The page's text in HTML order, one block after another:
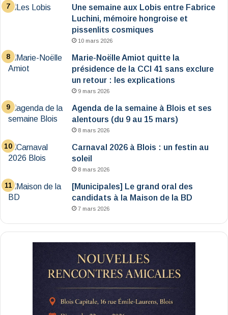
Une semaine aux Lobis entre Fabrice
Luchini, mémoire hongroise et
pissenlits cosmiques
10 mars 2026
Marie-Noëlle Amiot quitte la
présidence de la CCI 41 sans exclure
un retour : les explications
9 mars 2026
Agenda de la semaine à Blois et ses
alentours (du 9 au 15 mars)
8 mars 2026
Carnaval 2026 à Blois : un festin au
soleil
8 mars 2026
[Municipales] Le grand oral des
candidats à la Maison de la BD
7 mars 2026